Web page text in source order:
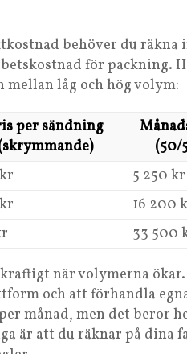
behöver du räkna
för packning.
låg och hög volym:
per sändning
(50/
5 250 kr
16 200
33 500
när volymerna ökar.
och att förhandla
månad, men det beror
är att du räknar på dina